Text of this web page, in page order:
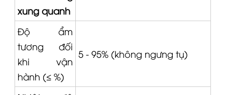
Độ ẩm
tương đối
khi vận
hành (≤ %)
Nhiệt độ